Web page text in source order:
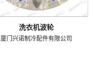
洗衣机波轮
厦门兴诺制冷配件有限公司